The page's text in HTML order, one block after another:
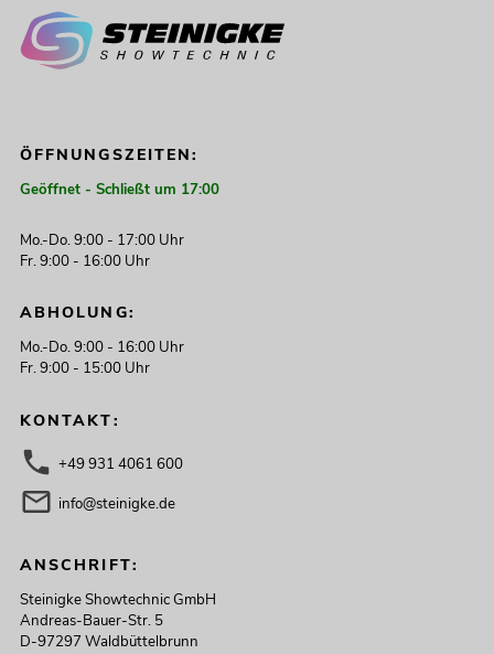
ÖFFNUNGSZEITEN:
Geöffnet - Schließt um 17:00
Mo.-Do. 9:00 - 17:00 Uhr
Fr. 9:00 - 16:00 Uhr
ABHOLUNG:
Mo.-Do. 9:00 - 16:00 Uhr
Fr. 9:00 - 15:00 Uhr
KONTAKT:
+49 931 4061 600
info@steinigke.de
ANSCHRIFT:
Steinigke Showtechnic GmbH
Andreas-Bauer-Str. 5
D-97297 Waldbüttelbrunn